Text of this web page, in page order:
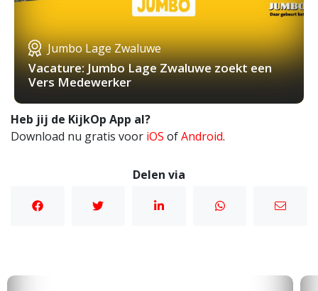
Jumbo Lage Zwaluwe
Vacature: Jumbo Lage Zwaluwe zoekt een
Vers Medewerker
Heb jij de KijkOp App al?
Download nu gratis voor iOS ofAndroid.
Delen via